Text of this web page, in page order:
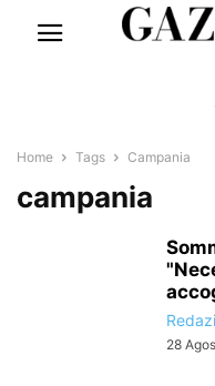
Home Tags Campania
campania
28